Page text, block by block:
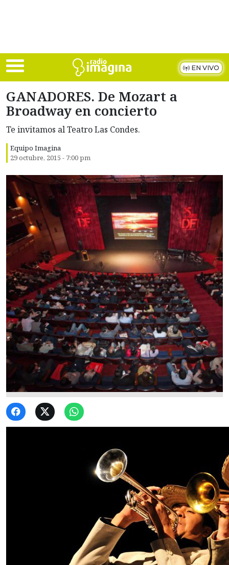
EN VIVO
GANADORES. De Mozart a
Broadway en concierto
Te invitamos al Teatro Las Condes.
Equipo Imagina
29 octubre, 2015 - 7:00 pm